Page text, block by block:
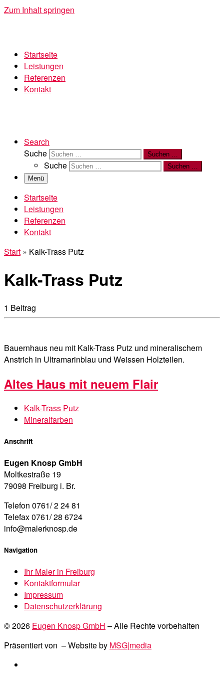
Zum Inhalt springen
Startseite
Leistungen
Referenzen
Kontakt
Search
Suche
Suchen …
Suche
Suchen …
Menü
Startseite
Leistungen
Referenzen
Kontakt
Start » Kalk-Trass Putz
Kalk-Trass Putz
1 Beitrag
Bauernhaus neu mit Kalk-Trass Putz und mineralischem
Anstrich in Ultramarinblau und Weissen Holzteilen.
Altes Haus mit neuem Flair
Kalk-Trass Putz
Mineralfarben
Anschrift
Eugen Knosp GmbH
Moltkestraße 19
79098 Freiburg i. Br.
Telefon 0761/ 2 24 81
Telefax 0761/ 28 6724
info@malerknosp.de
Navigation
Ihr Maler in Freiburg
Kontaktformular
Impressum
Datenschutzerklärung
© 2026 Eugen Knosp GmbH – Alle Rechte vorbehalten
Präsentiert von – Website by MSG|media